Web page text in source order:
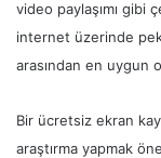
video paylaşımı gibi
internet üzerinde
arasından en uygun
Bir ücretsiz ekran
araştırma yapmak